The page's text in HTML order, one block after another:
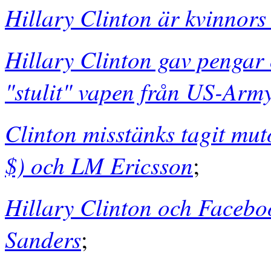
Hillary Clinton är kvinnors
Hillary Clinton gav pengar
"stulit" vapen från US-
Clinton misstänks tagit
$) och LM Ericsson;
Hillary Clinton och
Sanders;